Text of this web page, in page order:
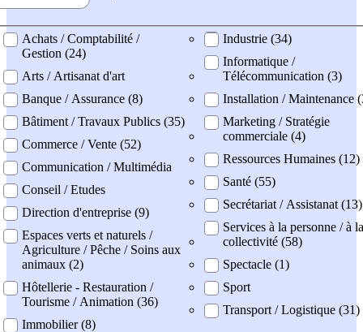
professionel
Achats / Comptabilité /
Gestion (24)
Arts / Artisanat d'art
Banque / Assurance (8)
Bâtiment / Travaux Publics (35)
Commerce / Vente (52)
Communication / Multimédia
Conseil / Etudes
Direction d'entreprise (9)
Espaces verts et naturels /
Agriculture / Pêche / Soins aux
animaux (2)
Hôtellerie - Restauration /
Tourisme / Animation (36)
Immobilier (8)
Industrie (34)
Informatique /
Télécommunication (3)
Installation / Maintenance
Marketing / Stratégie
commerciale (4)
Ressources Humaines (12)
Santé (55)
Secrétariat / Assistanat (13)
Services à la personne / à la
collectivité (58)
Spectacle (1)
Sport
Transport / Logistique (31)